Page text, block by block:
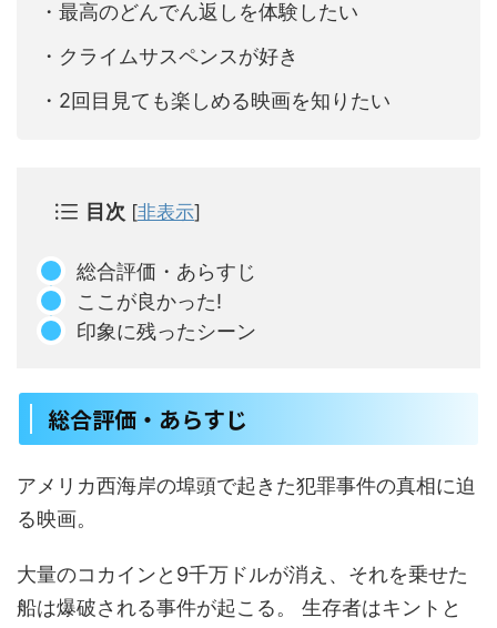
・最高のどんでん返しを体験したい
・クライムサスペンスが好き
・2回目見ても楽しめる映画を知りたい
目次 [非表示]
総合評価・あらすじ
ここが良かった!
印象に残ったシーン
総合評価・あらすじ
アメリカ西海岸の埠頭で起きた犯罪事件の真相に迫
る映画。
大量のコカインと9千万ドルが消え、それを乗せた
船は爆破される事件が起こる。 生存者はキントと